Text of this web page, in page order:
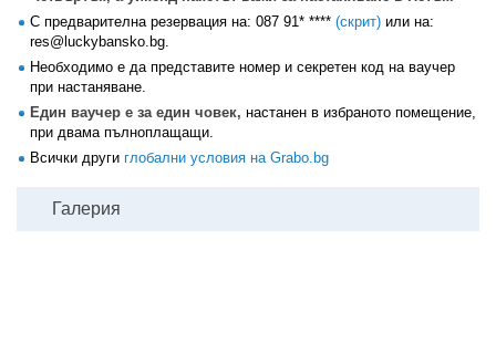
С предварителна резервация на: 087 91* **** (скрит) или на:
res@luckybansko.bg.
Необходимо е да представите номер и секретен код на ваучер
при настаняване.
Един ваучер е за един човек, настанен в избраното помещение,
при двама пълноплащащи.
Всички други глобални условия на Grabo.bg
Галерия